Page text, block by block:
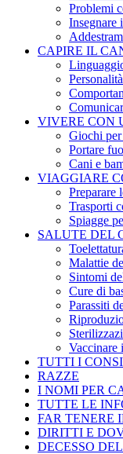
Problemi
Insegnare
CAPIRE IL
VIVERE CON
Giochi per
Portare
Cani e
VIAGGIARE
Preparare
Trasporti
Spiagge
SALUTE DEL
Malattie
Sintomi
Cure di
Parassiti
Vaccinare
TUTTI I
RAZZE
I NOMI PER
TUTTE LE
FAR TENERE
DIRITTI E
DECESSO